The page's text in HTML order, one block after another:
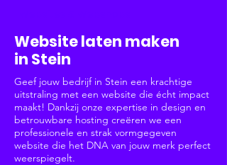
Website laten maken
in Stein
Geef jouw bedrijf in Stein een krachtige
uitstraling met een website die écht impact
maakt! Dankzij onze expertise in design en
betrouwbare hosting creëren we een
professionele en strak vormgegeven
website die het DNA van jouw merk perfect
weerspiegelt.